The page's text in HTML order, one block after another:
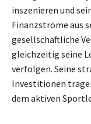
inszenieren und
Finanzströme aus
gesellschaftliche
gleichzeitig seine
verfolgen. Seine
Investitionen
dem aktiven